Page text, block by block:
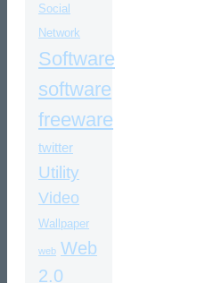
Social
Network
Software
software
freeware
twitter
Utility
Video
Wallpaper
web Web
2.0